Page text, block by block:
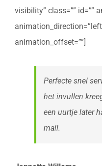
visibility” class=”” id=””
animation_offset=””]
Perfecte snel
het invullen
een uurtje later
mail.